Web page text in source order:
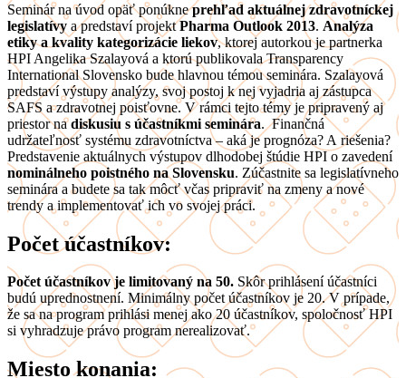
Seminár na úvod opäť ponúkneprehľad aktuálnej zdravotníckej
legislatívy a predstaví projektPharma Outlook 2013. Analýza
etiky a kvality kategorizácie liekov, ktorej autorkou je partnerka
HPI Angelika Szalayová a ktorú publikovala Transparency
International Slovensko bude hlavnou témou seminára. Szalayová
predstaví výstupy analýzy, svoj postoj k nej vyjadria aj zástupca
SAFS a zdravotnej poisťovne. V rámci tejto témy je pripravený aj
priestor nadiskusiu s účastníkmi seminára. Finančná
udržateľnosť systému zdravotníctva – aká je prognóza? A riešenia?
Predstavenie aktuálnych výstupov dlhodobej štúdie HPI o zavedení
nominálneho poistného na Slovensku. Zúčastnite sa legislatívneho
seminára a budete sa tak môcť včas pripraviť na zmeny a nové
trendy a implementovať ich vo svojej práci.
Počet účastníkov:
Počet účastníkov je limitovaný na 50. Skôr prihlásení účastníci
budú uprednostnení. Minimálny počet účastníkov je 20. V prípade,
že sa na program prihlási menej ako 20 účastníkov, spoločnosť HPI
si vyhradzuje právo program nerealizovať.
Miesto konania: